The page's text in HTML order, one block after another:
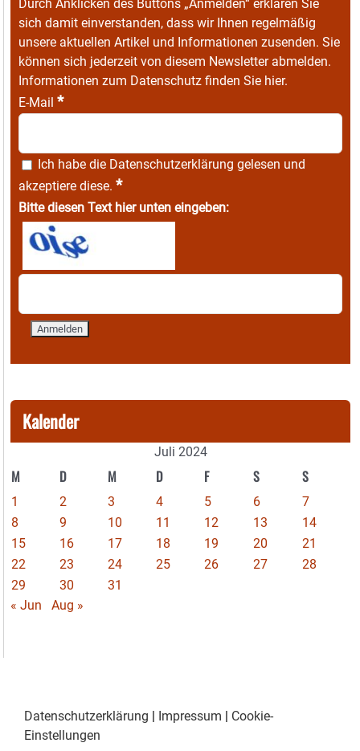
Durch Anklicken des Buttons „Anmelden“ erklären Sie
sich damit einverstanden, dass wir Ihnen regelmäßig
unsere aktuellen Artikel und Informationen zusenden. Sie
können sich jederzeit von diesem Newsletter abmelden.
Informationen zum Datenschutz finden Sie hier.
E-Mail *
Ich habe die Datenschutzerklärung gelesen und
akzeptiere diese. *
Bitte diesen Text hier unten eingeben:
Kalender
Juli 2024
M D M D F S S
1 2 3 4 5 6
7
8
9 10 11 12 13
14
15
16 17 18 19 20
21
22
23 24 25 26 27
28
29
30
31
« Jun
Aug »
Datenschutzerklärung | Impressum | Cookie-
Einstellungen